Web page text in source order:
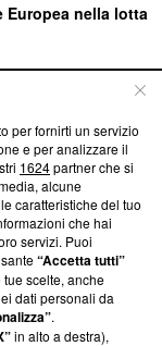
Europea nella lotta
su Blasting
ci impegniamo a
aderenza a
non è
di farne
una verifica di
per fornirti un servizio
e per analizzare il
1624partner che si
alcune
caratteristiche del tuo
che hai
servizi. Puoi
“Accetta tutti”
scelte, anche
dati personali da
.
in alto a destra),